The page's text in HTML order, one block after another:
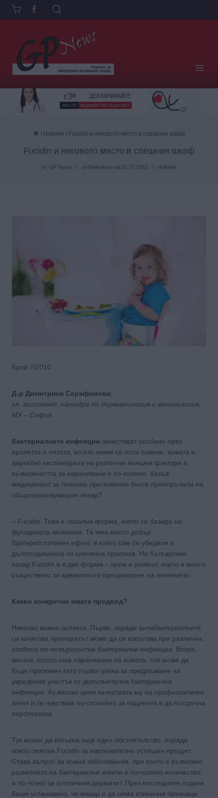
Към
съдържанието
/ Новини / Fucidin и неговото място в спешния шкаф
Fucidin и неговото място в спешния шкаф
от GP News публикувано на 01.07.2010 Новини
Брой 7/2010
Д-р Димитрина Серафимова
гл. асистент, катедра по дерматология и венерология,
МУ – София
Бактериалните инфекции зачестяват особено през
пролетта и лятото, когато човек се поти повече, кожата е
директно експонирана на различни външни фактори и
възможността за нараняване е по-голяма. Какъв
медикамент за локално приложение бихте препоръчали на
общопрактикуващия лекар?
– Fucidin. Това е локална форма, която се базира на
фусидовата киселина. Тя има много добър
бактериостатичен ефект, в който сме се убедили в
дългогодишната си клинична практика. На българския
пазар Fucidin е в две форми – крем и унгвент, което е много
съществено за адекватното прецизиране на лечението.
Какво конкретно имате предвид?
Няколко важни аспекта. Първо, заради антибактериалните
си качества препаратът може да се използва при различни,
особено по-повърхностни бактериални инфекции. Второ,
винаги, когато има нараняване на кожата, той може да
бъде приложен като първа грижа за предпазване на
увредения участък от допълнителна бактериална
инфекция. Аз високо ценя качествата му на профилактичен
агент и се чувствам по-спокойна за пациента в дългосрочна
перспектива.
Тук искам да изтъкна още едно обстоятелство, поради
което смятам Fucidin за изключително успешен продукт.
Става въпрос за кожни заболявания, при които е възможно
развитието на бактериални агенти в по-голямо количество,
и по-точно за атопичния дерматит. През последните години
беше установено, че макар и да няма клинични признаци